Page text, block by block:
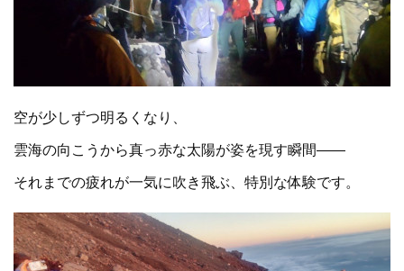
空が少しずつ明るくなり、
雲海の向こうから真っ赤な太陽が姿を現す瞬間――
それまでの疲れが一気に吹き飛ぶ、特別な体験です。